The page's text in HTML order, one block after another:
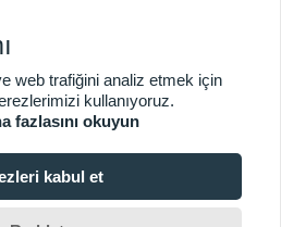
Politikası
web trafiğini analiz etmek için
kullanıyoruz.
fazlasını okuyun
kabul et